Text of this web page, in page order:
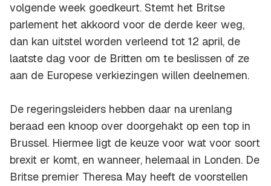
volgende week goedkeurt. Stemt het Britse
parlement het akkoord voor de derde keer weg,
dan kan uitstel worden verleend tot 12 april, de
laatste dag voor de Britten om te beslissen of ze
aan de Europese verkiezingen willen deelnemen.
De regeringsleiders hebben daar na urenlang
beraad een knoop over doorgehakt op een top in
Brussel. Hiermee ligt de keuze voor wat voor soort
brexit er komt, en wanneer, helemaal in Londen. De
Britse premier Theresa May heeft de voorstellen